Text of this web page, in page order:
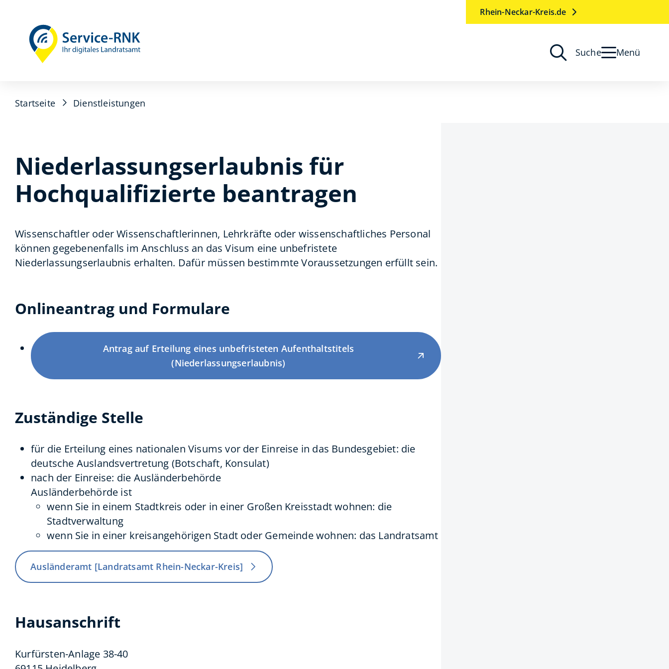
Rhein-Neckar-Kreis.de
Suche Menü
Startseite Dienstleistungen
Niederlassungserlaubnis für
Hochqualifizierte beantragen
Wissenschaftler oder Wissenschaftlerinnen, Lehrkräfte oder wissenschaftliches Personal
können gegebenenfalls im Anschluss an das Visum eine unbefristete
Niederlassungserlaubnis erhalten. Dafür müssen bestimmte Voraussetzungen erfüllt sein.
Onlineantrag und Formulare
Antrag auf Erteilung eines unbefristeten Aufenthaltstitels
(Niederlassungserlaubnis)
Zuständige Stelle
für die Erteilung eines nationalen Visums vor der Einreise in das Bundesgebiet: die
deutsche Auslandsvertretung (Botschaft, Konsulat)
nach der Einreise: die Ausländerbehörde
Ausländerbehörde ist
wenn Sie in einem Stadtkreis oder in einer Großen Kreisstadt wohnen: die
Stadtverwaltung
wenn Sie in einer kreisangehörigen Stadt oder Gemeinde wohnen: das Landratsamt
Ausländeramt [Landratsamt Rhein-Neckar-Kreis]
Hausanschrift
Kurfürsten-Anlage 38-40